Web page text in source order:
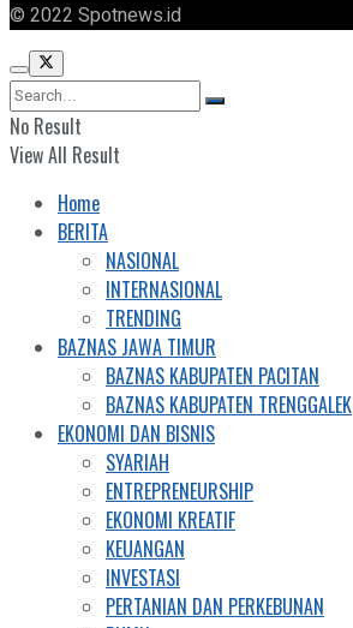
© 2022 Spotnews.id
No Result
View All Result
Home
BERITA
NASIONAL
INTERNASIONAL
TRENDING
BAZNAS JAWA TIMUR
BAZNAS KABUPATEN PACITAN
BAZNAS KABUPATEN TRENGGALEK
EKONOMI DAN BISNIS
SYARIAH
ENTREPRENEURSHIP
EKONOMI KREATIF
KEUANGAN
INVESTASI
PERTANIAN DAN PERKEBUNAN